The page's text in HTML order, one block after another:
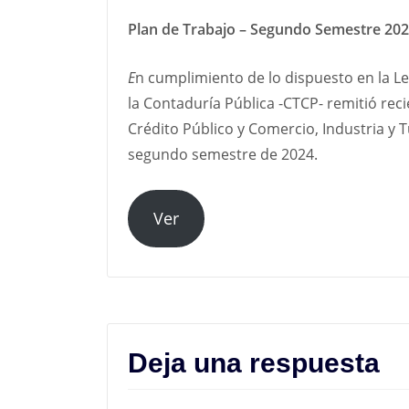
Plan de Trabajo – Segundo Semestre
En cumplimiento de lo dispuesto en la
la Contaduría Pública -CTCP- remitió
Crédito Público y Comercio, Industria y
segundo semestre de 2024.
Ver
Deja una respuesta